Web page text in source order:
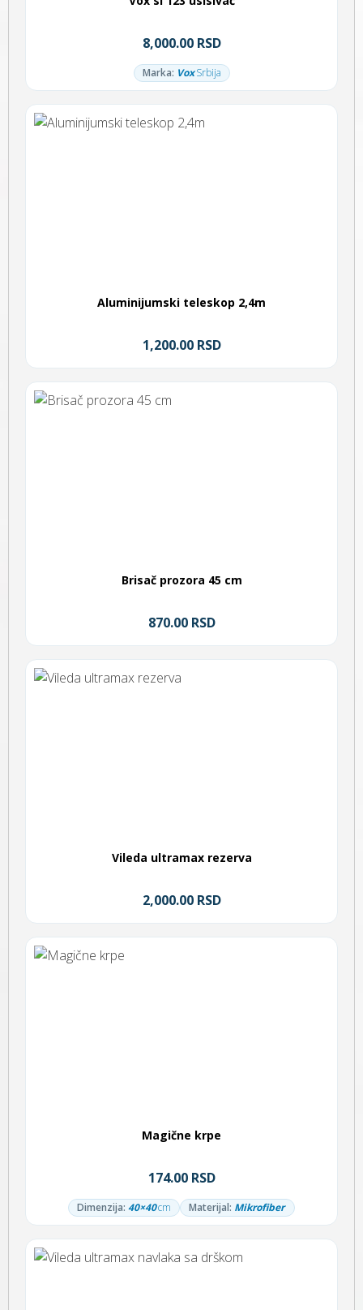
8,000.00 RSD
Marka: Vox Srbija
Aluminijumski teleskop 2,4m
1,200.00 RSD
Brisač prozora 45 cm
870.00 RSD
Vileda ultramax rezerva
2,000.00 RSD
Magične krpe
174.00 RSD
Dimenzija: 40×40cm Materijal: Mikrofiber